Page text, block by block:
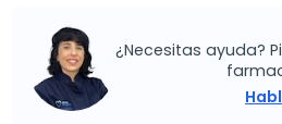
¿Necesitas ayuda?